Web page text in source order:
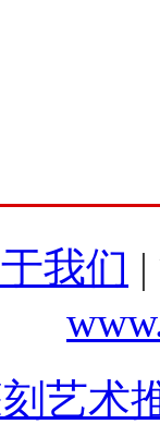
我们
艺术